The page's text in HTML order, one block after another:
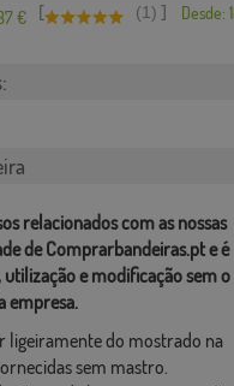
€ [ (1) ] Desde:
relacionados com as nossas
de Comprarbandeiras.pt e é
e modificação sem o
empresa.
ligeiramente do mostrado na
sem mastro.